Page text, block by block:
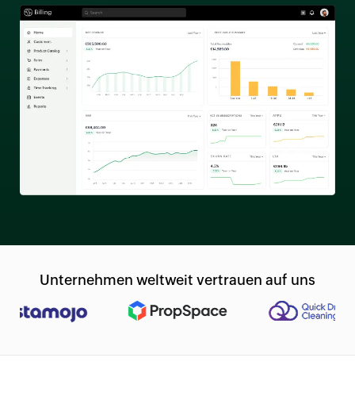
Unternehmen weltweit vertrauen auf uns